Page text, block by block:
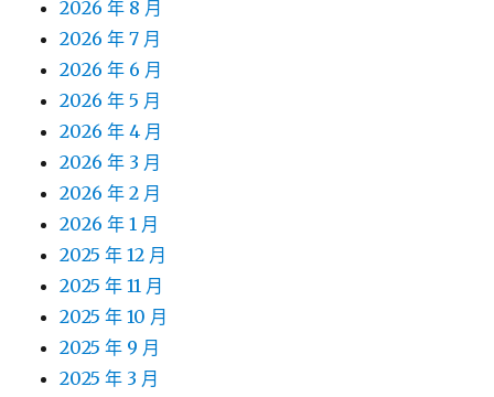
2026 年 8 月
2026 年 7 月
2026 年 6 月
2026 年 5 月
2026 年 4 月
2026 年 3 月
2026 年 2 月
2026 年 1 月
2025 年 12 月
2025 年 11 月
2025 年 10 月
2025 年 9 月
2025 年 3 月